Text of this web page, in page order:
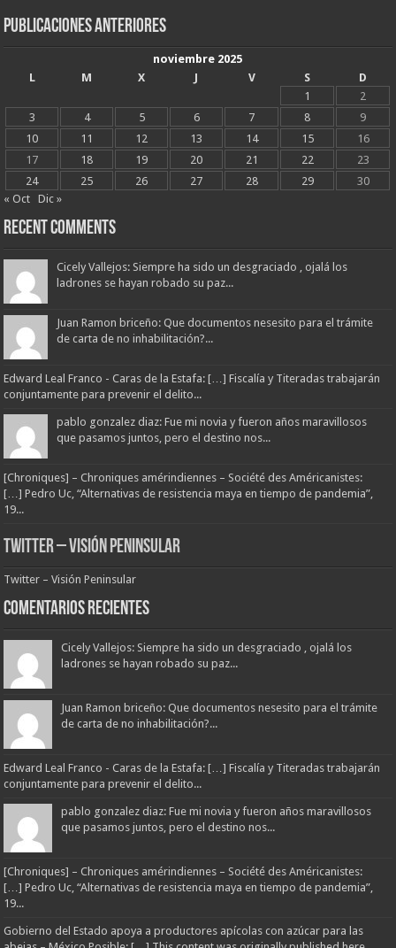
Publicaciones Anteriores
noviembre 2025
L
M X J V S
D
1
2
3
4 5 6 7 8
9
10
11 12 13 14 15
16
17
18 19 20 21 22
23
24
25 26 27 28 29
30
« Oct
Dic »
Recent Comments
Cicely Vallejos: Siempre ha sido un desgraciado , ojalá los
ladrones se hayan robado su paz...
Juan Ramon briceño: Que documentos nesesito para el trámite
de carta de no inhabilitación?...
Edward Leal Franco - Caras de la Estafa: […] Fiscalía y Titeradas trabajarán
conjuntamente para prevenir el delito...
pablo gonzalez diaz: Fue mi novia y fueron años maravillosos
que pasamos juntos, pero el destino nos...
[Chroniques] – Chroniques amérindiennes – Société des Américanistes:
[…] Pedro Uc, “Alternativas de resistencia maya en tiempo de pandemia”,
19...
Twitter – Visión Peninsular
Twitter – Visión Peninsular
Comentarios Recientes
Cicely Vallejos: Siempre ha sido un desgraciado , ojalá los
ladrones se hayan robado su paz...
Juan Ramon briceño: Que documentos nesesito para el trámite
de carta de no inhabilitación?...
Edward Leal Franco - Caras de la Estafa: […] Fiscalía y Titeradas trabajarán
conjuntamente para prevenir el delito...
pablo gonzalez diaz: Fue mi novia y fueron años maravillosos
que pasamos juntos, pero el destino nos...
[Chroniques] – Chroniques amérindiennes – Société des Américanistes:
[…] Pedro Uc, “Alternativas de resistencia maya en tiempo de pandemia”,
19...
Gobierno del Estado apoya a productores apícolas con azúcar para las